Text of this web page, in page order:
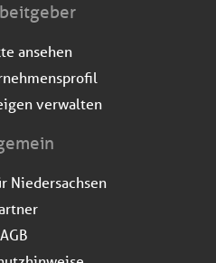
ansehen
verwalten
Niedersachsen
AGB